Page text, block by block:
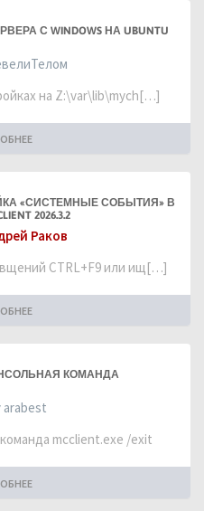
С WINDOWS НА UBUNTU
на Z:\var\lib\mych[…]
«СИСТЕМНЫЕ СОБЫТИЯ» В
2026.3.2
Раков
CTRL+F9 или ищ[…]
КОМАНДА
arabest
mcclient.exe /exit